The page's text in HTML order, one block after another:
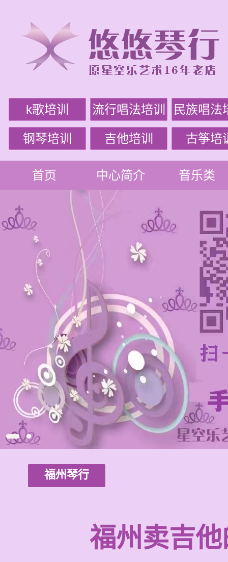
k歌培训 流行唱法培训 民族唱法
钢琴培训 吉他培训 古筝培
首页 中心简介 音乐类
福州琴行
福州卖吉